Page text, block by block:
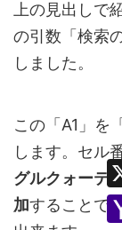
上の見出しで
の引数「検索
しました。
この「A1」を「
します。セル
グルクォーテ
加することで